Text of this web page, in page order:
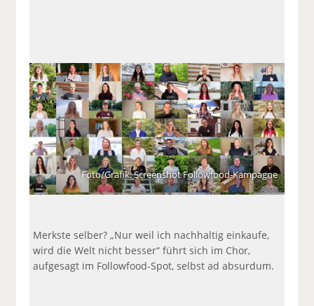
b
o
o
k
te
il
e
n
e
di
n
te
il
e
n
l
v
er
se
n
d
e
n
Foto/Grafik: Screenshot Followfood-Kampagne
Merkste selber? „Nur weil ich nachhaltig einkaufe,
wird die Welt nicht besser“ führt sich im Chor,
aufgesagt im Followfood-Spot, selbst ad absurdum.